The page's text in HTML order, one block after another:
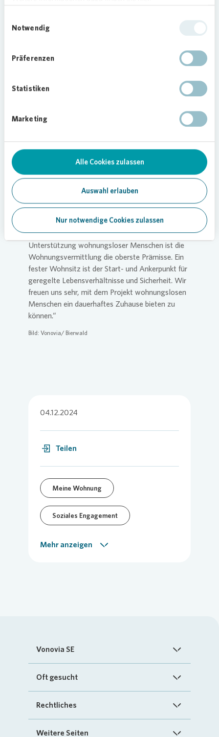
Notwendig
Präferenzen
Statistiken
Marketing
Alle Cookies zulassen
Auswahl erlauben
Nur notwendige Cookies zulassen
mehr Vermieter wie
mit uns gemeinsam
Verena van der Horst, beim Sozialamt der Stadt
Flüchtlingen und Obdachlosen verantwortlich,
Unterschrift des Mietvertrages hinaus. Sie ist
zugeschnitten und hilft ihnen langfristig, mit
Gesellschaft zu integrieren.“
Erfolgsrezept von „sta(d)ttbrücke“ bildet dabei
Kooperationspartner. „Unser Austausch
untereinander ist sehr gut“, betontVonovia
Regionalbereichsleiter Michael Klöpsch. „Bei der
Unterstützung wohnungsloser Menschen ist die
Wohnungsvermittlung die oberste Prämisse. Ein
fester Wohnsitz ist der Start- und Ankerpunkt für
geregelte Lebensverhältnisse und Sicherheit. Wir
freuen uns sehr, mit dem Projekt wohnungslosen
Menschen ein dauerhaftes Zuhause bieten zu
können.“
Bild: Vonovia/ Bierwald
04.12.2024
Teilen
Meine Wohnung
Soziales Engagement
Vor-Ort-Meldung
Mehr anzeigen
Vonovia SE
Startseite
Investoren
Oft gesucht
FAQ
Rechtliches
Impressum
Weitere Seiten